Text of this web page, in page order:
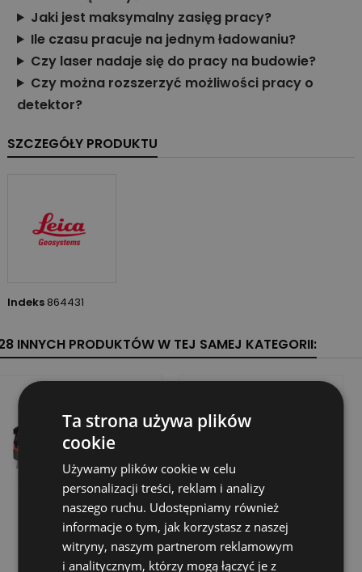
Jaki jest maksymalny zasięg pracy?
Ile czasu pracuje na jednym ładowaniu?
Czy laser nadaje się do pracy na budowie?
Czy można rozszerzyć możliwości pracy o
detektor?
SZCZEGÓŁY PRODUKTU
Indeks 864431
INNYCH PRODUKTÓW W TEJ SAMEJ KATEGORII:
Ta strona używa plików
cookie
Używamy plików cookie w celu
personalizacji treści, reklam i analizy
naszego ruchu. Udostępniamy również
informacje o tym, jak korzystasz z naszej
witryny, naszym partnerom reklamowym
i analitycznym, którzy mogą łączyć je z